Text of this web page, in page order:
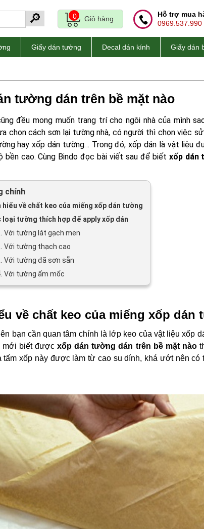
🔎 0 Giỏ hàng
Hỗ trợ mua
0969.537.990
Giấy dán tường Decal dán kính Giấy dán
tường dán trên bề mặt nào
đều mong muốn trang trí cho ngôi nhà của mình
chọn cách sơn lại tường nhà, có người thì chọn việc
hay xốp dán tường… Trong đó, xốp dán là vật liệu
bền cao. Cùng Bindo đọc bài viết sau để biết xốp dán
chính
hiểu về chất keo của miếng xốp dán tường
loại tường thích hợp để apply xốp dán
Với tường lát gạch men
Với tường thạch cao
Với tường đã sơn sẵn
Với tường ẩm mốc
về chất keo của miếng xốp dán
bạn cần quan tâm chính là lớp keo của vật liệu xốp
mới biết được xốp dán tường dán trên bề mặt nào
tấm xốp này được làm từ cao su dính, khá ướt nên có